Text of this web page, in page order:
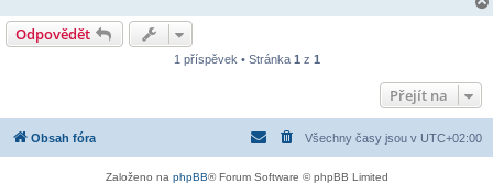
Odpovědět
1 příspěvek • Stránka 1 z 1
Přejít na
Obsah fóra Všechny časy jsou v UTC+02:00
Založeno na phpBB® Forum Software © phpBB Limited